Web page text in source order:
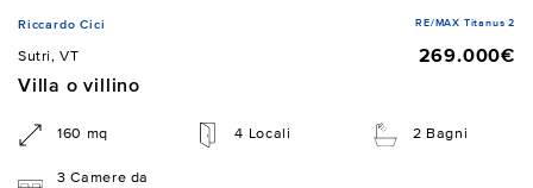
Riccardo Cici RE/MAX Titanus 2
Sutri, VT
269.000€
Villa o villino
160 mq 4 Locali 2 Bagni
3 Camere da